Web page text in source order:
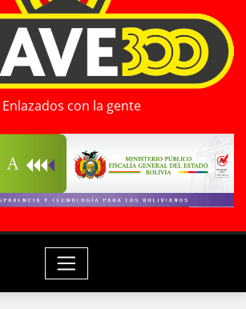
Enlazados con la gente